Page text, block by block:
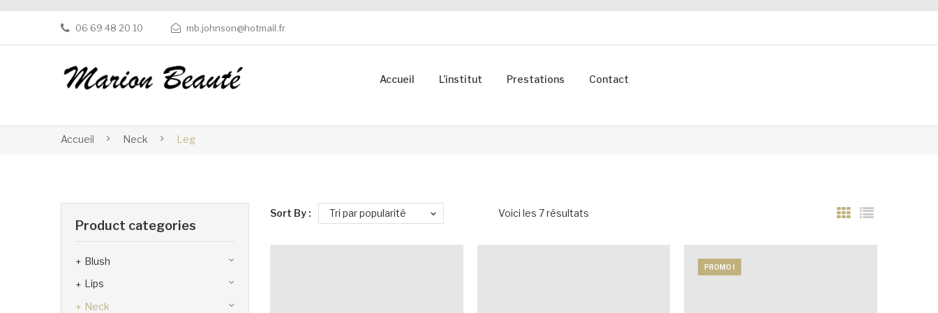
06 69 48 20 10 mb.johnson@hotmail.fr
Accueil L’institut Prestations Contact
Accueil Neck Leg
Product categories
Blush
Lips
Neck
Voici les 7 résultats
Sort By : Tri par popularité
PROMO !